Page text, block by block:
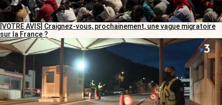
[VOTRE AVIS] Craignez-vous, prochainement, une vague migratoire
sur la France ?